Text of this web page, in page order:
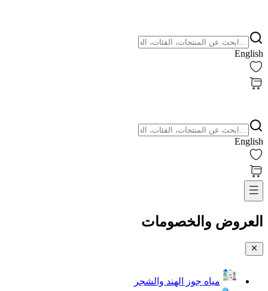
English
English
العروض والخصومات
مياه جوز الهند والشجر